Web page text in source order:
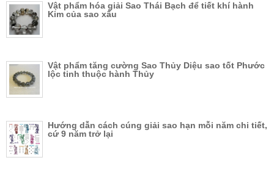
Vật phẩm hóa giải Sao Thái Bạch để tiết khí hành
Kim của sao xấu
Vật phẩm tăng cường Sao Thủy Diệu sao tốt Phước
lộc tinh thuộc hành Thủy
Hướng dẫn cách cúng giải sao hạn mỗi năm chi tiết,
cứ 9 năm trở lại